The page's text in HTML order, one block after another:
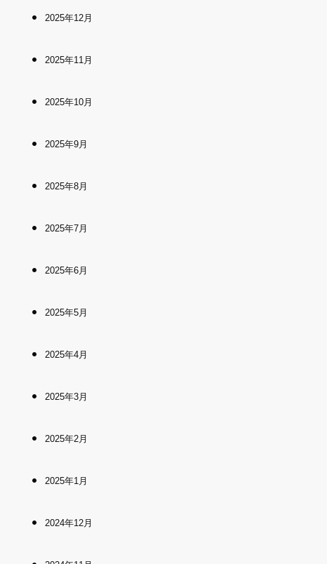
2025年12月
2025年11月
2025年10月
2025年9月
2025年8月
2025年7月
2025年6月
2025年5月
2025年4月
2025年3月
2025年2月
2025年1月
2024年12月